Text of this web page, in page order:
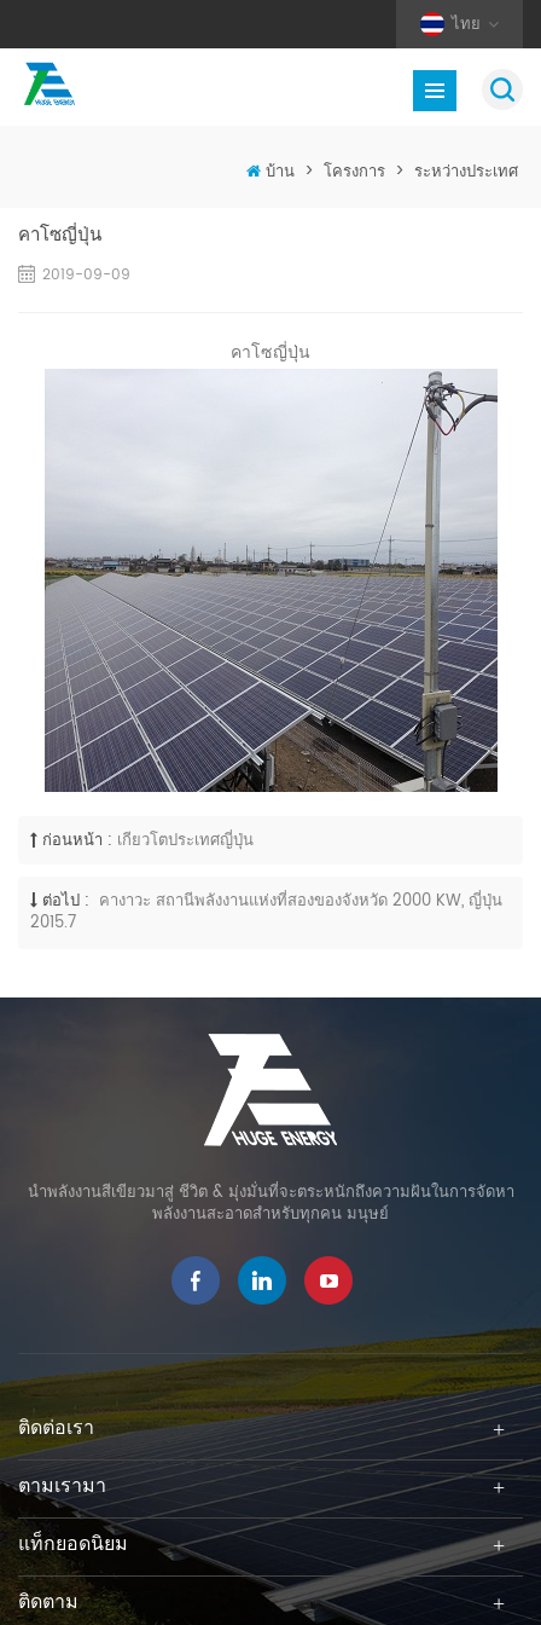
ไทย
บ้าน > โครงการ > ระหว่างประเทศ
คาโซญี่ปุ่น
2019-09-09
คาโซญี่ปุ่น
ก่อนหน้า : เกียวโตประเทศญี่ปุ่น
ต่อไป : คางาวะ สถานีพลังงานแห่งที่สองของจังหวัด 2000 KW, ญี่ปุ่น
2015.7
นำพลังงานสีเขียวมาสู่ ชีวิต & มุ่งมั่นที่จะตระหนักถึงความฝันในการจัดหา
พลังงานสะอาดสำหรับทุกคน มนุษย์
ติดต่อเรา
ตามเรามา
แท็กยอดนิยม
ติดตาม